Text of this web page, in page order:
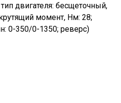
двигателя: бесщеточный,
момент, Нм: 28;
0-350/0-1350; реверс)